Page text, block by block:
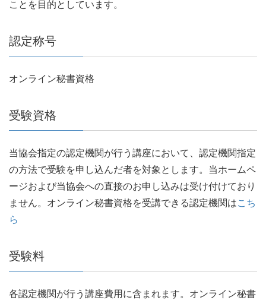
ことを目的としています。
認定称号
オンライン秘書資格
受験資格
当協会指定の認定機関が行う講座において、認定機関指定
の方法で受験を申し込んだ者を対象とします。当ホームペ
ージおよび当協会への直接のお申し込みは受け付けており
ません。オンライン秘書資格を受講できる認定機関はこち
ら
受験料
各認定機関が行う講座費用に含まれます。オンライン秘書